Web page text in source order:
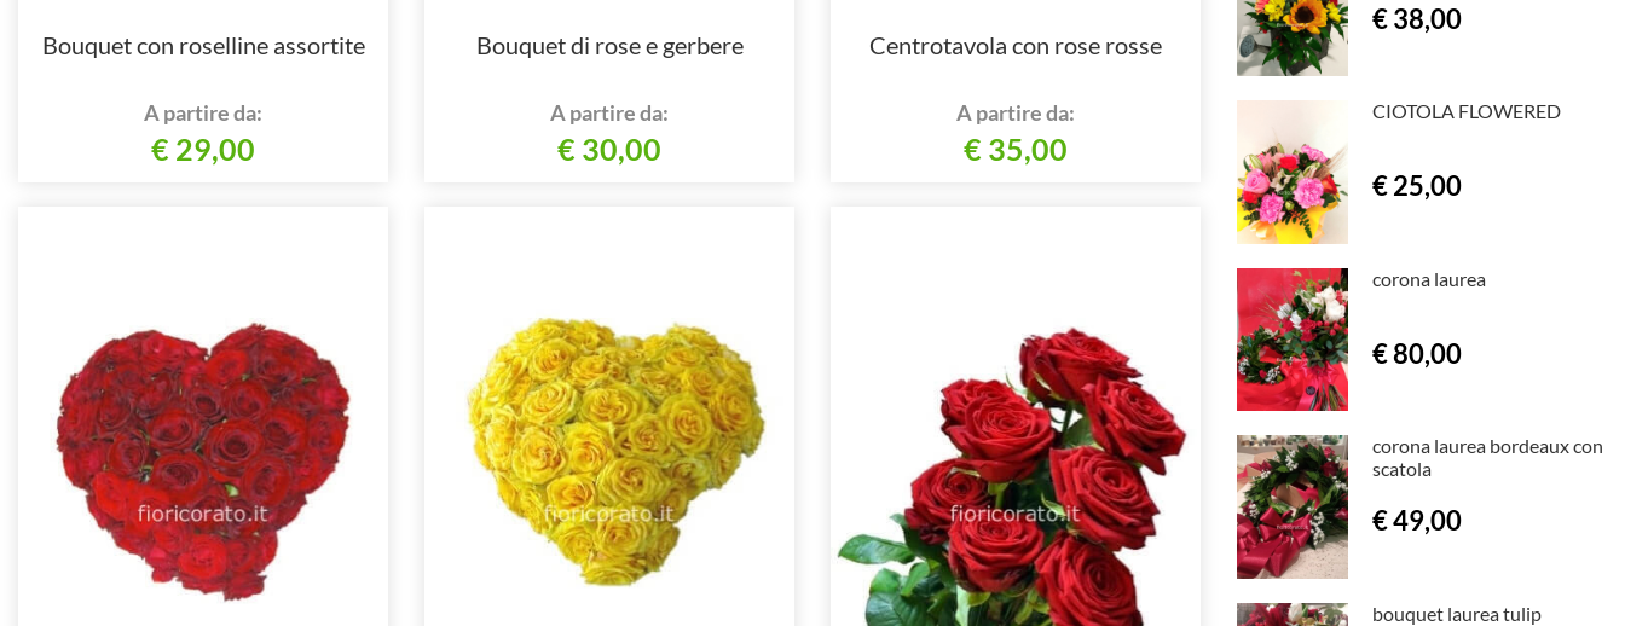
Bouquet con roselline assortite
A partire da:
€ 29,00
Bouquet di rose e gerbere
A partire da:
€ 30,00
Centrotavola con rose rosse
A partire da:
€ 35,00
€ 38,00
CIOTOLA FLOWERED
€ 25,00
corona laurea
€ 80,00
corona laurea bordeaux con
scatola
€ 49,00
bouquet laurea tulip